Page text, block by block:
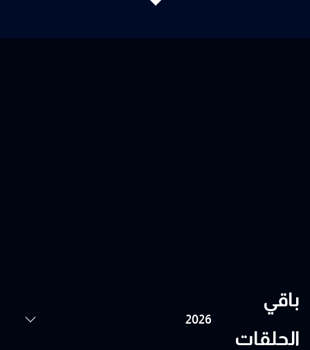
باقي
الحلقات